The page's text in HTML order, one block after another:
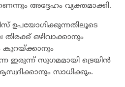
അദ്ദേഹം വ്യക്തമാക്കി.
ഉപയോഗിക്കുന്നതിലൂടെ
ഒഴിവാക്കാനും
ഇരുന്ന് സുഗമമായി ട്രെയിൻ
സാധിക്കും.